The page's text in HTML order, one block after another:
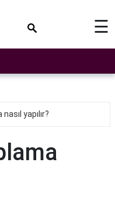
☰
yapılır?